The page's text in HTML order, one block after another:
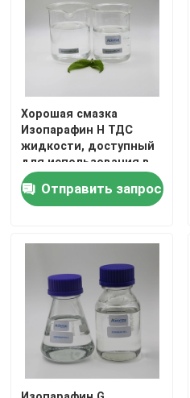
видео
Путешествие фабрики
Проверка качества
Новости
Случаи
Жидкость Isoparaffin
Хорошая смазка
Изопарафин H ТДС
жидкости, доступный
для использования в
масле штамповки
Отправить запрос